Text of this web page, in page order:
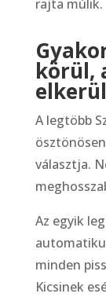
rajta múlik.
körül,
A legtöbb
választja.
Az egyik
minden
Kicsinek